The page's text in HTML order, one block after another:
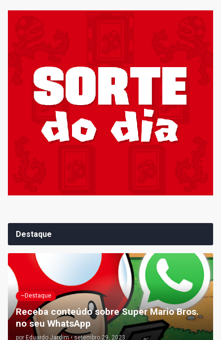
Destaque
~Destaque
Receba conteúdo sobre Super Mario Bros.
no seu WhatsApp
por Eduardo Jardim • setembro 29, 2023